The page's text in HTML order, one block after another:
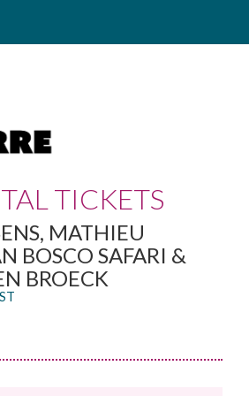
TICKETS
MATHIEU
BOSCO SAFARI &
BROECK